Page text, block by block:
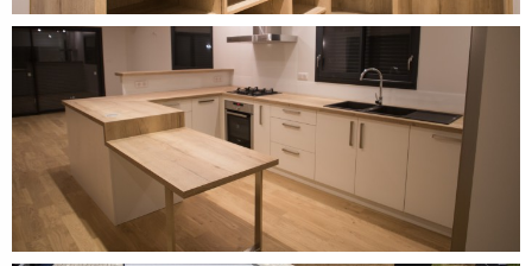
DÉCOUVRIR CE PROJET